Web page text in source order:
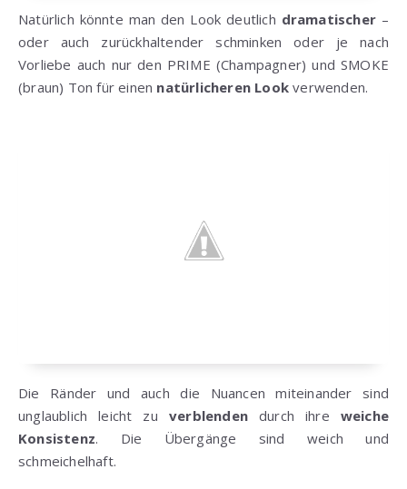
Natürlich könnte man den Look deutlich dramatischer–
oder auch zurückhaltender schminken oder je nach
Vorliebe auch nur den PRIME (Champagner) und SMOKE
(braun) Ton für einen natürlicheren Look verwenden.
Die Ränder und auch die Nuancen miteinander sind
unglaublich leicht zu verblendendurch ihre weiche
Konsistenz. Die Übergänge sind weich und
schmeichelhaft.